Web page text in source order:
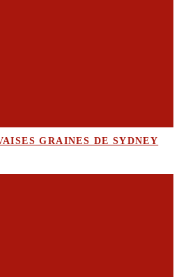
GRAINES DE SYDNEY